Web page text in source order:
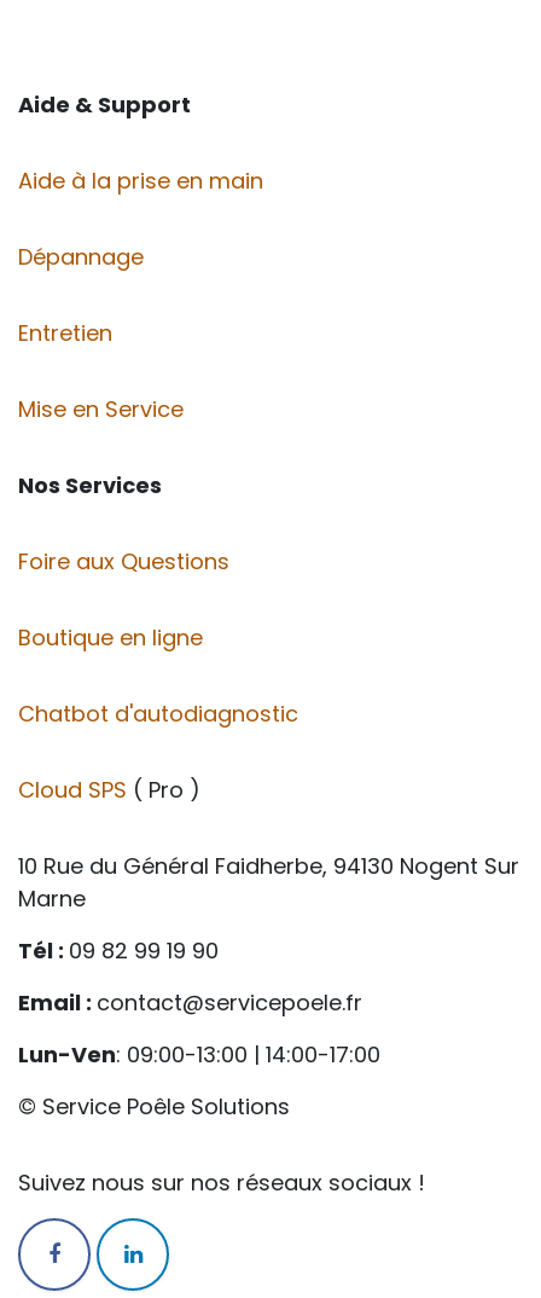
Aide & Support
Aide à la prise en main
Dépannage
Entretien
Mise en Service
Nos Services
Foire aux Questions
Boutique en ligne
Chatbot d'autodiagnostic
Cloud SPS ( Pro )
10 Rue du Général Faidherbe, 94130 Nogent Sur
Marne
Tél : 09 82 99 19 90
Email : contact@servicepoele.fr
Lun-Ven: 09:00-13:00 | 14:00-17:00
© Service Poêle Solutions
Suivez nous sur nos réseaux sociaux !